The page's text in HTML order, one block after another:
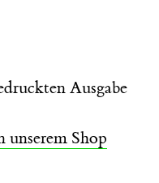
Ausgabe
unserem Shop